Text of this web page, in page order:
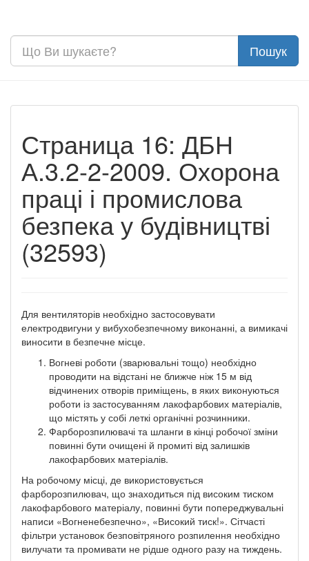
Страница 16: ДБН
А.3.2-2-2009. Охорона
праці і промислова
безпека у будівництві
(32593)
Для вентиляторів необхідно застосовувати
електродвигуни у вибухобезпечному виконанні, а вимикачі
виносити в безпечне місце.
Вогневі роботи (зварювальні тощо) необхідно
проводити на відстані не ближче ніж 15 м від
відчинених отворів приміщень, в яких виконуються
роботи із застосуванням лакофарбових матеріалів,
що містять у собі леткі органічні розчинники.
Фарборозпилювачі та шланги в кінці робочої зміни
повинні бути очищені й промиті від залишків
лакофарбових матеріалів.
На робочому місці, де використовується
фарборозпилювач, що знаходиться під високим тиском
лакофарбового матеріалу, повинні бути попереджувальні
написи «Вогненебезпечно», «Високий тиск!». Сітчасті
фільтри установок безповітряного розпилення необхідно
вилучати та промивати не рідше одного разу на тиждень.